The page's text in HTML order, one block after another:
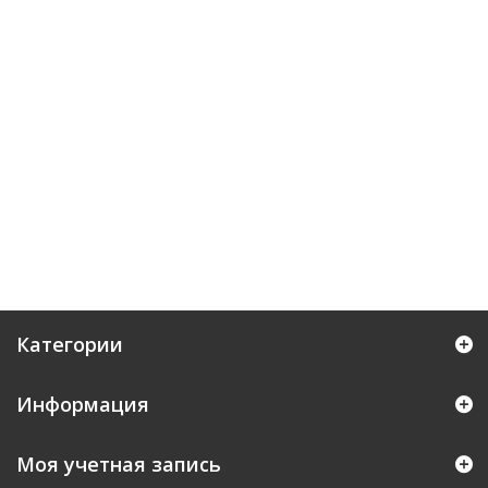
Категории
Информация
Моя учетная запись